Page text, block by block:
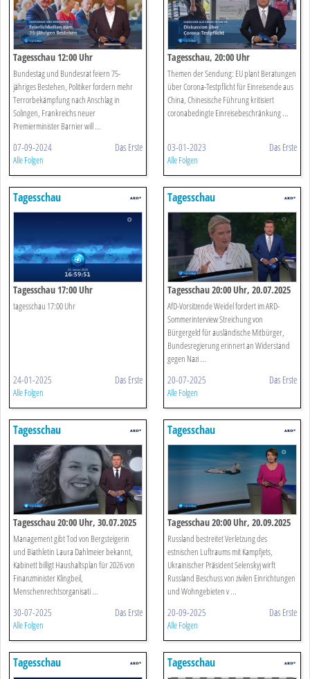
Tagesschau 12:00 Uhr
Bundestag und Bundesrat feiern 75-
jähriges Bestehen, Politiker fordern mehr
Terrorbekämpfung nach Anschlag in
Solingen, Frankreichs neuer
Premierminister Barnier will ...
07-09-2024 Das Erste
Alle Folgen
Tagesschau, 20:00 Uhr
Themen der Sendung: EU plant Beratungen
über Corona-Testpflicht für Einreisende aus
China, Chinesische Führung kritisiert
coronabedingte Einreisebeschränkung ...
03-01-2023 Das Erste
Alle Folgen
Tagesschau
Tagesschau 17:00 Uhr
tagesschau 17:00 Uhr
24-01-2025 Das Erste
Alle Folgen
Tagesschau
Tagesschau 20:00 Uhr, 20.07.2025
AfD-Vorsitzende Weidel fordert im ARD-
Sommerinterview Streichung von
Bürgergeld für ausländische Mitbürger,
Bundesregierung erinnert an Widerstand
gegen Nazi ...
20-07-2025 Das Erste
Alle Folgen
Tagesschau
Tagesschau 20:00 Uhr, 30.07.2025
Management gibt Tod von Bergsteigerin
und Biathletin Laura Dahlmeier bekannt,
Kabinett billigt Haushaltsplan für 2026 von
Finanzminister Klingbeil,
Menschenrechtsorganisati ...
30-07-2025 Das Erste
Alle Folgen
Tagesschau
Tagesschau 20:00 Uhr, 20.09.2025
Russland bestreitet Verletzung des
estnischen Luftraums mit Kampfjets,
Ukrainischer Präsident Selenskyj wirft
Russland Beschuss von zivilen Einrichtungen
und Wohngebieten v ...
20-09-2025 Das Erste
Alle Folgen
Tagesschau Tagesschau